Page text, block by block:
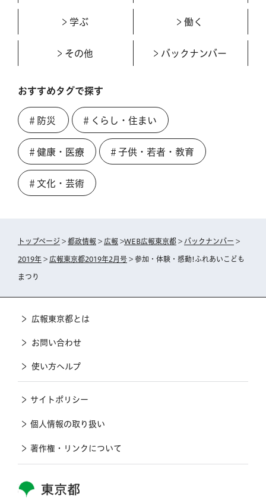
学ぶ 働く
その他 バックナンバー
おすすめタグで探す
＃防災 ＃くらし・住まい
＃健康・医療 ＃子供・若者・教育
＃文化・芸術
トップページ > 都政情報 > 広報 >WEB広報東京都 > バックナンバー >
2019年 > 広報東京都2019年2月号 > 参加・体験・感動!ふれあいこども
まつり
東京都
広報東京都とは
お問い合わせ
使い方ヘルプ
サイトポリシー
個人情報の取り扱い
著作権・リンクについて